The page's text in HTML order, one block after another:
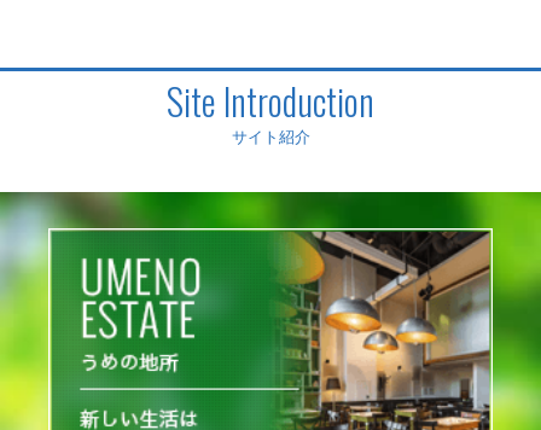
Site Introduction
サイト紹介